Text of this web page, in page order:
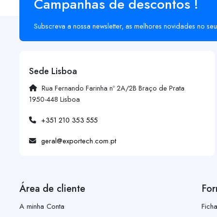
Subscreva a nossa newsletter, as melhores novidades no
Sede Lisboa
Rua Fernando Farinha nº 2A/2B Braço de Prata
1950-448 Lisboa
+351 210 353 555
geral@exportech.com.pt
Área de cliente
A minha Conta